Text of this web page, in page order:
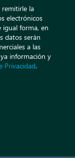
remitirle la
electrónicos
igual forma, en
datos serán
a las
información y
Privacidad.